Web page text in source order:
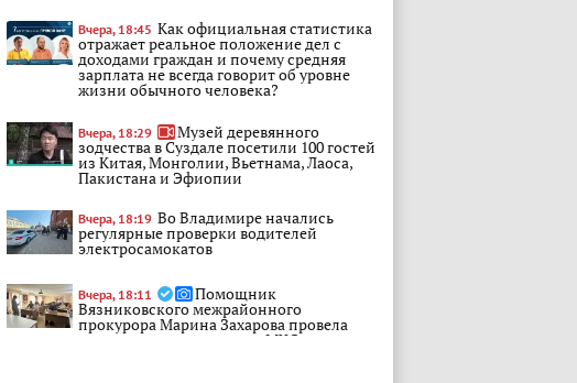
Вчера, 18:45 Как официальная статистика
отражает реальное положение дел с
доходами граждан и почему средняя
зарплата не всегда говорит об уровне
жизни обычного человека?
Вчера, 18:29 Музей деревянного
зодчества в Суздале посетили 100 гостей
из Китая, Монголии, Вьетнама, Лаоса,
Пакистана и Эфиопии
Вчера, 18:19 Во Владимире начались
регулярные проверки водителей
электросамокатов
Вчера, 18:11 Помощник
Вязниковского межрайонного
прокурора Марина Захарова провела
лекцию для сотрудников МЧС